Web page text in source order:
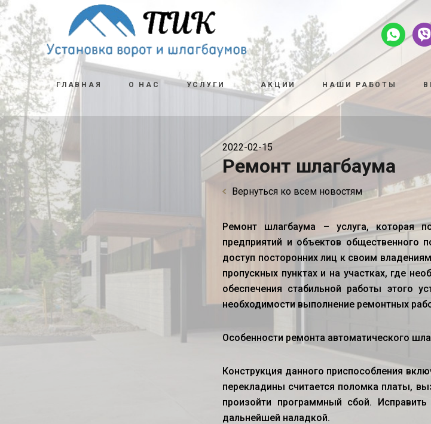
ГЛАВНАЯ О НАС УСЛУГИ АКЦИИ НАШИ РАБОТЫ
2022-02-15
Ремонт шлагбаума
Вернуться ко всем новостям
Ремонт шлагбаума – услуга, которая
предприятий и объектов общественного
доступ посторонних лиц к своим
пропускных пунктах и на участках, где
обеспечения стабильной работы этого
необходимости выполнение ремонтных
Особенности ремонта автоматического
Конструкция данного приспособления
перекладины считается поломка платы,
произойти программный сбой.
дальнейшей наладкой.